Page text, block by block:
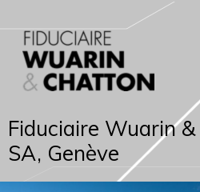
Fiduciaire Wuarin
SA, Genève